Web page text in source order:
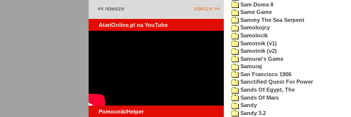
«« nowsze starsze »»
AtariOnline.pl na YouTube
Pomocnik/Helper
Sam Doma II
Same Game
Sammy The Sea Serpent
Samobojcy
Samolocik
Samotnik (v1)
Samotnik (v2)
Samurai's Game
Samuraj
San Francisco 1906
Sanctified Quest For Power
Sands Of Egypt, The
Sands Of Mars
Sandy
Sandy 3.2